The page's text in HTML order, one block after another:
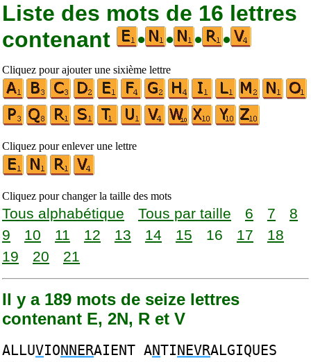
Liste des mots de 16 lettres
contenant
• • • •
Cliquez pour ajouter une sixième lettre
Cliquez pour enlever une lettre
Cliquez pour changer la taille des mots
Tous alphabétique Tous par taille 6 7
8
9
10 11 12 13 14 15 16 17
18
19
20 21
Il y a 189 mots de seize lettres
contenant E, 2N, R et V
ALLUVIONNERAIENT ANTINEVRALGIQUES